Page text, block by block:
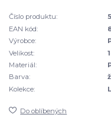
Číslo produktu:
EAN kód:
Výrobce:
Velikost:
Materiál:
Barva:
Kolekce:
Do oblíbených